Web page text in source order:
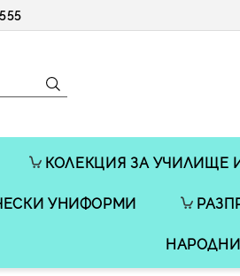
КОЛЕКЦИЯ ЗА УЧИЛИЩЕ
УНИФОРМИ